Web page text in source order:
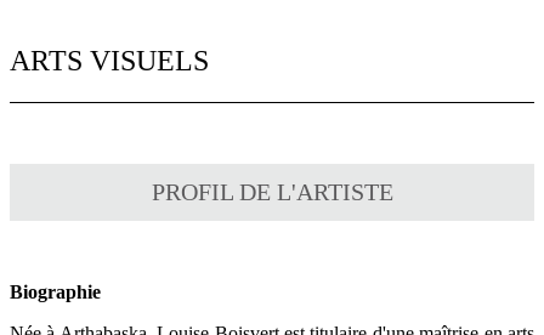
ARTS VISUELS
PROFIL DE L'ARTISTE
Biographie